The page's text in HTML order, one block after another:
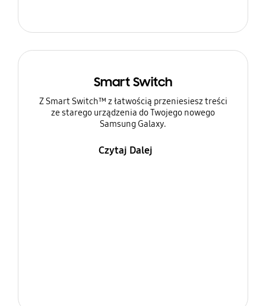
Smart Switch
Z Smart Switch™ z łatwością przeniesiesz treści
ze starego urządzenia do Twojego nowego
Samsung Galaxy.
Czytaj Dalej